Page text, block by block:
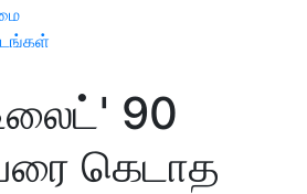
90
கெடாத